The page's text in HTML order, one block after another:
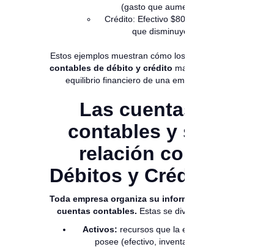
(gasto que aumenta)
Crédito: Efectivo $800 (activo
que disminuye)
Estos ejemplos muestran cómo los
contables de débito y crédito mantienen el
equilibrio financiero de una empresa.
Las cuentas
contables y su
relación con
Débitos y Créditos
Toda empresa organiza su información en
cuentas contables. Estas se dividen en:
Activos: recursos que la empresa
posee (efectivo, inventarios,